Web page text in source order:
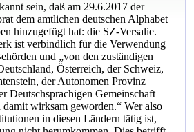
sein, daß am 29.6.2017 der
dem amtlichen deutschen Alphabet
hinzugefügt hat: die SZ-Versalie.
ist verbindlich für die Verwendung
und „von den zuständigen
Österreich, der Schweiz,
der Autonomen Provinz
Deutschsprachigen Gemeinschaft
damit wirksam geworden.“ Wer also
in diesen Ländern tätig ist,